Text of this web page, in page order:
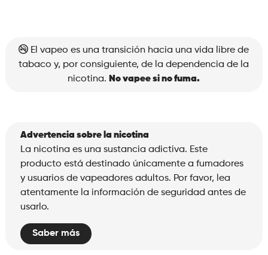
El vapeo es una transición hacia una vida libre de
tabaco y, por consiguiente, de la dependencia de la
nicotina. No vapee si no fuma.
Advertencia sobre la nicotina
La nicotina es una sustancia adictiva. Este
producto está destinado únicamente a fumadores
y usuarios de vapeadores adultos. Por favor, lea
atentamente la información de seguridad antes de
usarlo.
Saber más